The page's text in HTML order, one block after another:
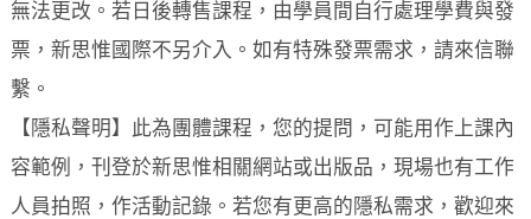
無法更改。若日後轉售課程，由學員間自行處理學費與發
票，新思惟國際不另介入。如有特殊發票需求，請來信聯
繫。
【隱私聲明】此為團體課程，您的提問，可能用作上課內
容範例，刊登於新思惟相關網站或出版品，現場也有工作
人員拍照，作活動記錄。若您有更高的隱私需求，歡迎來